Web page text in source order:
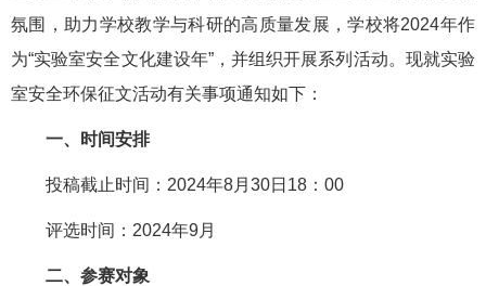
氛围，助力学校教学与科研的高质量发展，学校将2024年作
为“实验室安全文化建设年”，并组织开展系列活动。现就实验
室安全环保征文活动有关事项通知如下：
一、时间安排
投稿截止时间：2024年8月30日18：00
评选时间：2024年9月
二、参赛对象